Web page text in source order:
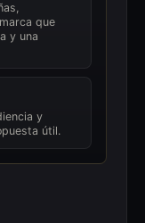
que
y una
y
útil.